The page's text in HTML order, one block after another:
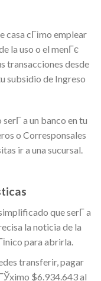
casa cГіmo emplear
la uso o el menГє
transacciones desde
subsidio de Ingreso
a un banco en tu
o Corresponsales
ir a una sucursal.
que serГ­ a
la noticia de la
para abrirla.
transferir, pagar
$6.934.643 al